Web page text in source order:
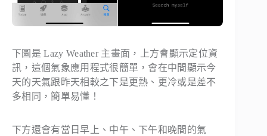
下圖是 Lazy Weather 主畫面，上方會顯示定位資
訊，這個氣象應用程式很簡單，會在中間顯示今
天的天氣跟昨天相較之下是更熱、更冷或是差不
多相同，簡單易懂！
下方還會有當日早上、中午、下午和晚間的氣